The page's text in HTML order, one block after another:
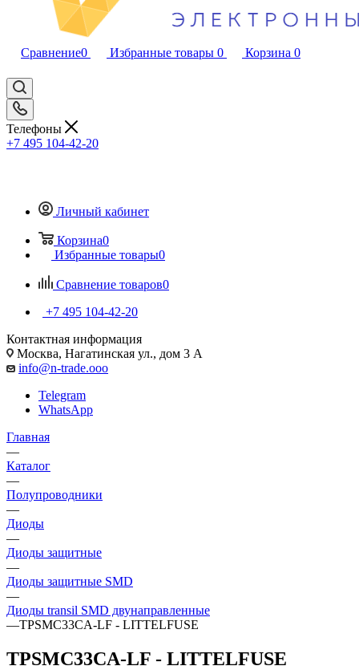
Сравнение0 Избранные товары 0 Корзина 0
Телефоны
+7 495 104-42-20
Личный кабинет
Корзина0
Избранные товары0
Сравнение товаров0
+7 495 104-42-20
Контактная информация
Москва, Нагатинская ул., дом 3 А
info@n-trade.ooo
Telegram
WhatsApp
Главная
—
Каталог
—
Полупроводники
—
Диоды
—
Диоды защитные
—
Диоды защитные SMD
—
Диоды transil SMD двунаправленные
—TPSMC33CA-LF - LITTELFUSE
TPSMC33CA-LF - LITTELFUSE